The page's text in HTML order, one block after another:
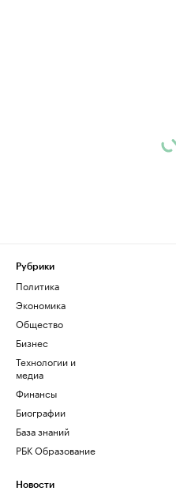
Рубрики
Политика
Экономика
Общество
Бизнес
Технологии и
медиа
Финансы
Биографии
База знаний
РБК Образование
Новости